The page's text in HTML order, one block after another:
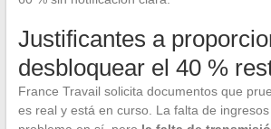
Justificantes a
desbloquear el 40 %
France Travail solicita documentos que
es real y está en curso. La falta de